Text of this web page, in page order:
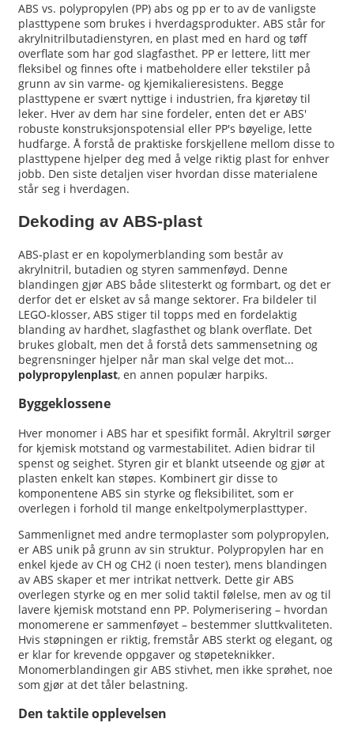
ABS vs. polypropylen (PP) abs og pp er to av de vanligste
plasttypene som brukes i hverdagsprodukter. ABS står for
akrylnitrilbutadienstyren, en plast med en hard og tøff
overflate som har god slagfasthet. PP er lettere, litt mer
fleksibel og finnes ofte i matbeholdere eller tekstiler på
grunn av sin varme- og kjemikalieresistens. Begge
plasttypene er svært nyttige i industrien, fra kjøretøy til
leker. Hver av dem har sine fordeler, enten det er ABS'
robuste konstruksjonspotensial eller PP's bøyelige, lette
hudfarge. Å forstå de praktiske forskjellene mellom disse to
plasttypene hjelper deg med å velge riktig plast for enhver
jobb. Den siste detaljen viser hvordan disse materialene
står seg i hverdagen.
Dekoding av ABS-plast
ABS-plast er en kopolymerblanding som består av
akrylnitril, butadien og styren sammenføyd. Denne
blandingen gjør ABS både slitesterkt og formbart, og det er
derfor det er elsket av så mange sektorer. Fra bildeler til
LEGO-klosser, ABS stiger til topps med en fordelaktig
blanding av hardhet, slagfasthet og blank overflate. Det
brukes globalt, men det å forstå dets sammensetning og
begrensninger hjelper når man skal velge det mot...
polypropylenplast, en annen populær harpiks.
Byggeklossene
Hver monomer i ABS har et spesifikt formål. Akryltril sørger
for kjemisk motstand og varmestabilitet. Adien bidrar til
spenst og seighet. Styren gir et blankt utseende og gjør at
plasten enkelt kan støpes. Kombinert gir disse to
komponentene ABS sin styrke og fleksibilitet, som er
overlegen i forhold til mange enkeltpolymerplasttyper.
Sammenlignet med andre termoplaster som polypropylen,
er ABS unik på grunn av sin struktur. Polypropylen har en
enkel kjede av CH og CH2 (i noen tester), mens blandingen
av ABS skaper et mer intrikat nettverk. Dette gir ABS
overlegen styrke og en mer solid taktil følelse, men av og til
lavere kjemisk motstand enn PP. Polymerisering – hvordan
monomerene er sammenføyet – bestemmer sluttkvaliteten.
Hvis støpningen er riktig, fremstår ABS sterkt og elegant, og
er klar for krevende oppgaver og støpeteknikker.
Monomerblandingen gir ABS stivhet, men ikke sprøhet, noe
som gjør at det tåler belastning.
Den taktile opplevelsen